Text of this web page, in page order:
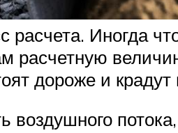
расчета. Иногда
дороже и крадут
воздушного